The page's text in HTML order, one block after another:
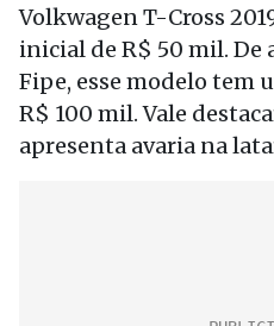
Volkwagen T-Cross
inicial de R$ 50 mil. De
Fipe, esse modelo tem
R$ 100 mil. Vale
apresenta avaria na